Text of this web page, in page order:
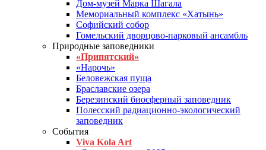
Дом-музей Марка Шагала
Мемориальный комплекс «Хатынь»
Софийский собор
Гомельский дворцово-парковый ансамбль
Природные заповедники
«Припятский»
«Нарочь»
Беловежская пуща
Браславские озера
Березинский биосферный заповедник
Полесский радиационно-экологический
заповедник
События
Viva Kola Art